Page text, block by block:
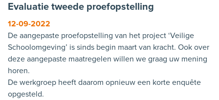
Evaluatie tweede proefopstelling
12-09-2022
De aangepaste proefopstelling van het project ‘Veilige
Schoolomgeving’ is sinds begin maart van kracht. Ook over
deze aangepaste maatregelen willen we graag uw mening
horen.
De werkgroep heeft daarom opnieuw een korte enquête
opgesteld.